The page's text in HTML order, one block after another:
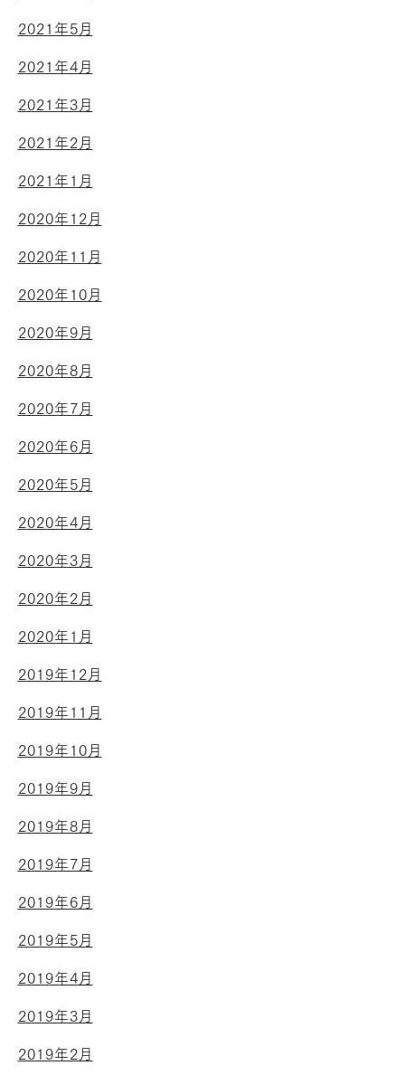
2021年5月
2021年4月
2021年3月
2021年2月
2021年1月
2020年12月
2020年11月
2020年10月
2020年9月
2020年8月
2020年7月
2020年6月
2020年5月
2020年4月
2020年3月
2020年2月
2020年1月
2019年12月
2019年11月
2019年10月
2019年9月
2019年8月
2019年7月
2019年6月
2019年5月
2019年4月
2019年3月
2019年2月